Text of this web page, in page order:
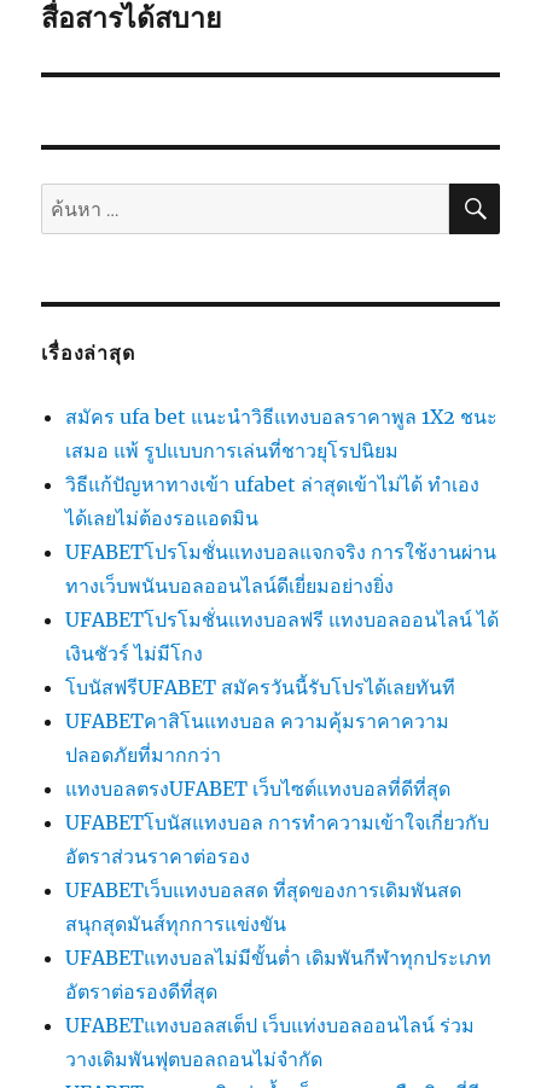
ต่อ
สื่อสารได้สบาย
ค้นหา: ค้น
เรื่องล่าสุด
สมัคร ufa bet แนะนำวิธีแทงบอลราคาพูล 1X2 ชนะ
เสมอ แพ้ รูปแบบการเล่นที่ชาวยุโรปนิยม
วิธีแก้ปัญหาทางเข้า ufabet ล่าสุดเข้าไม่ได้ ทำเอง
ได้เลยไม่ต้องรอแอดมิน
UFABETโปรโมชั่นแทงบอลแจกจริง การใช้งานผ่าน
ทางเว็บพนันบอลออนไลน์ดีเยี่ยมอย่างยิ่ง
UFABETโปรโมชั่นแทงบอลฟรี แทงบอลออนไลน์ ได้
เงินชัวร์ ไม่มีโกง
โบนัสฟรีUFABET สมัครวันนี้รับโปรได้เลยทันที
UFABETคาสิโนแทงบอล ความคุ้มราคาความ
ปลอดภัยที่มากกว่า
แทงบอลตรงUFABET เว็บไซต์แทงบอลที่ดีที่สุด
UFABETโบนัสแทงบอล การทำความเข้าใจเกี่ยวกับ
อัตราส่วนราคาต่อรอง
UFABETเว็บแทงบอลสด ที่สุดของการเดิมพันสด
สนุกสุดมันส์ทุกการแข่งขัน
UFABETแทงบอลไม่มีขั้นต่ำ เดิมพันกีฬาทุกประเภท
อัตราต่อรองดีที่สุด
UFABETแทงบอลสเต็ป เว็บแท่งบอลออนไลน์ ร่วม
วางเดิมพันฟุตบอลถอนไม่จำกัด